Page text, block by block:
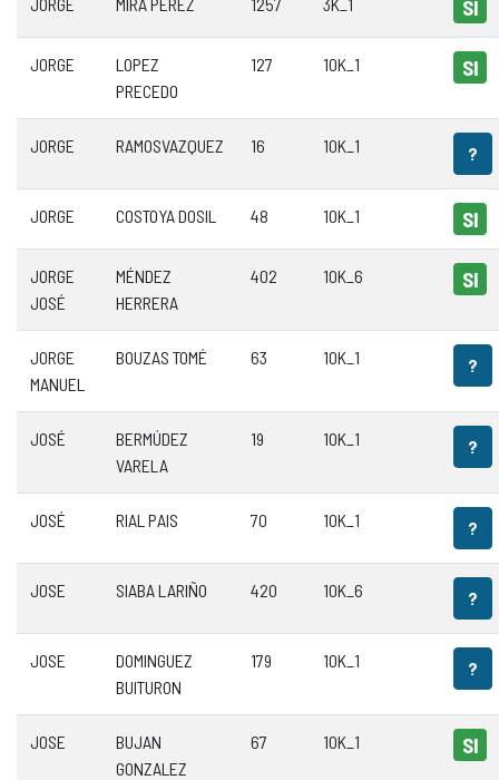
SI
JORGE
LOPEZ
PRECEDO
127 10K_1 SI
JORGE RAMOSVAZQUEZ 16 10K_1 ?
JORGE COSTOYA DOSIL 48 10K_1 SI
JORGE
JOSÉ
MÉNDEZ
HERRERA
402 10K_6 SI
JORGE
MANUEL
BOUZAS TOMÉ 63 10K_1 ?
JOSÉ
BERMÚDEZ
VARELA
19 10K_1 ?
JOSÉ RIAL PAIS 70 10K_1 ?
JOSE SIABA LARIÑO 420 10K_6 ?
JOSE
DOMINGUEZ
BUITURON
179 10K_1 ?
JOSE
BUJAN
GONZALEZ
67 10K_1 SI